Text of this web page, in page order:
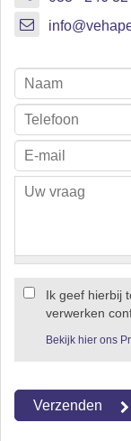
Ik geef hierbij
verwerken
Bekijk hier ons